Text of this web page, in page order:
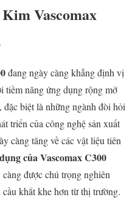
Vascomax
đang ngày càng khẳng định vị
tiềm năng ứng dụng rộng mở
biệt là những ngành đòi hỏi
triển của công nghệ sản xuất
càng tăng về các vật liệu tiên
của Vascomax C300
được chú trọng nghiên
khắt khe hơn từ thị trường.